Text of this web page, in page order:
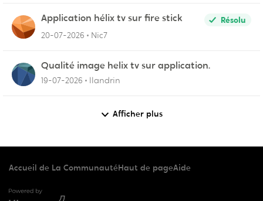
Application hélix tv sur fire stick
Résolu
20-07-2026
Nic7
Qualité image helix tv sur application.
19-07-2026 llandrin
Afficher plus
Accueil de La CommunautéHaut de pageAide